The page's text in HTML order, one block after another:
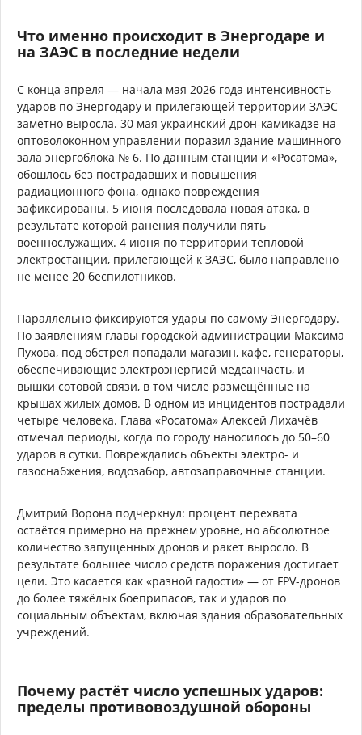
Что именно происходит в Энергодаре и
на ЗАЭС в последние недели
С конца апреля — начала мая 2026 года интенсивность
ударов по Энергодару и прилегающей территории ЗАЭС
заметно выросла. 30 мая украинский дрон-камикадзе на
оптоволоконном управлении поразил здание машинного
зала энергоблока № 6. По данным станции и «Росатома»,
обошлось без пострадавших и повышения
радиационного фона, однако повреждения
зафиксированы. 5 июня последовала новая атака, в
результате которой ранения получили пять
военнослужащих. 4 июня по территории тепловой
электростанции, прилегающей к ЗАЭС, было направлено
не менее 20 беспилотников.
Параллельно фиксируются удары по самому Энергодару.
По заявлениям главы городской администрации Максима
Пухова, под обстрел попадали магазин, кафе, генераторы,
обеспечивающие электроэнергией медсанчасть, и
вышки сотовой связи, в том числе размещённые на
крышах жилых домов. В одном из инцидентов пострадали
четыре человека. Глава «Росатома» Алексей Лихачёв
отмечал периоды, когда по городу наносилось до 50–60
ударов в сутки. Повреждались объекты электро- и
газоснабжения, водозабор, автозаправочные станции.
Дмитрий Ворона подчеркнул: процент перехвата
остаётся примерно на прежнем уровне, но абсолютное
количество запущенных дронов и ракет выросло. В
результате большее число средств поражения достигает
цели. Это касается как «разной гадости» — от FPV-дронов
до более тяжёлых боеприпасов, так и ударов по
социальным объектам, включая здания образовательных
учреждений.
Почему растёт число успешных ударов:
пределы противовоздушной обороны